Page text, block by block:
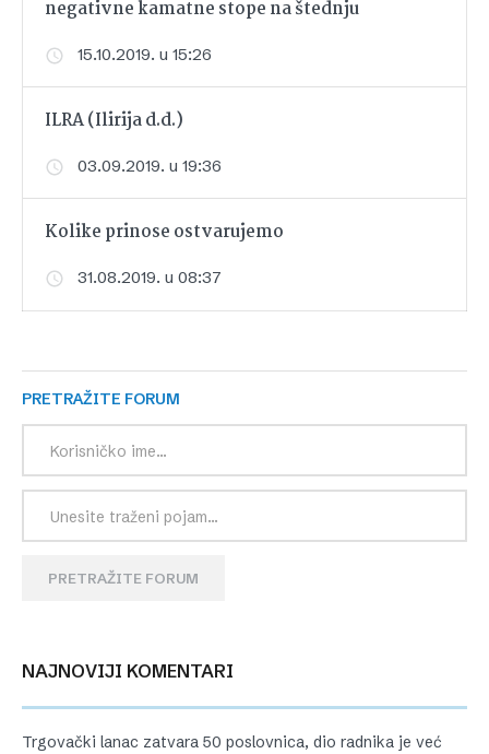
negativne kamatne stope na štednju
15.10.2019. u 15:26
ILRA (Ilirija d.d.)
03.09.2019. u 19:36
Kolike prinose ostvarujemo
31.08.2019. u 08:37
PRETRAŽITE FORUM
PRETRAŽITE FORUM
NAJNOVIJI KOMENTARI
Trgovački lanac zatvara 50 poslovnica, dio radnika je već